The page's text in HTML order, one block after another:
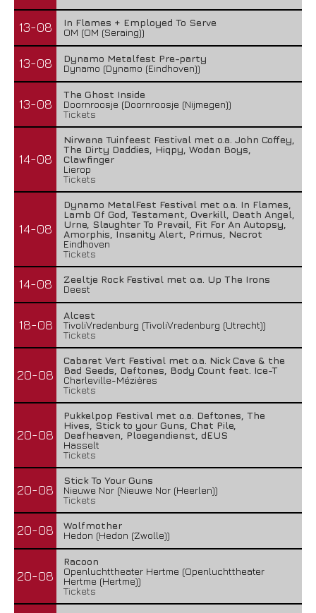
13-08
In Flames + Employed To Serve
OM (OM (Seraing))
13-08
Dynamo Metalfest Pre-party
Dynamo (Dynamo (Eindhoven))
13-08
The Ghost Inside
Doornroosje (Doornroosje (Nijmegen))
Tickets
14-08
Nirwana Tuinfeest Festival met o.a. John Coffey,
The Dirty Daddies, Hiqpy, Wodan Boys,
Clawfinger
Lierop
Tickets
14-08
Dynamo MetalFest Festival met o.a. In Flames,
Lamb Of God, Testament, Overkill, Death Angel,
Urne, Slaughter To Prevail, Fit For An Autopsy,
Amorphis, Insanity Alert, Primus, Necrot
Eindhoven
Tickets
14-08
Zeeltje Rock Festival met o.a. Up The Irons
Deest
18-08
Alcest
TivoliVredenburg (TivoliVredenburg (Utrecht))
Tickets
20-08
Cabaret Vert Festival met o.a. Nick Cave & the
Bad Seeds, Deftones, Body Count feat. Ice-T
Charleville-Mézières
Tickets
20-08
Pukkelpop Festival met o.a. Deftones, The
Hives, Stick to your Guns, Chat Pile,
Deafheaven, Ploegendienst, dEUS
Hasselt
Tickets
20-08
Stick To Your Guns
Nieuwe Nor (Nieuwe Nor (Heerlen))
Tickets
20-08
Wolfmother
Hedon (Hedon (Zwolle))
20-08
Racoon
Openluchttheater Hertme (Openluchttheater
Hertme (Hertme))
Tickets